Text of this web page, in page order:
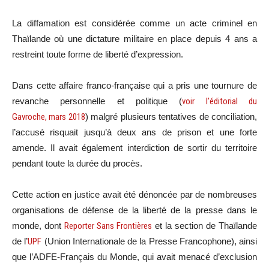
La diffamation est considérée comme un acte criminel en
Thaïlande où une dictature militaire en place depuis 4 ans a
restreint toute forme de liberté d’expression.
Dans cette affaire franco-française qui a pris une tournure de
revanche personnelle et politique (voir l’éditorial du
Gavroche, mars 2018) malgré plusieurs tentatives de conciliation,
l’accusé risquait jusqu’à deux ans de prison et une forte
amende. Il avait également interdiction de sortir du territoire
pendant toute la durée du procès.
Cette action en justice avait été dénoncée par de nombreuses
organisations de défense de la liberté de la presse dans le
monde, dont Reporter Sans Frontières et la section de Thaïlande
de l’UPF (Union Internationale de la Presse Francophone), ainsi
que l’ADFE-Français du Monde, qui avait menacé d’exclusion